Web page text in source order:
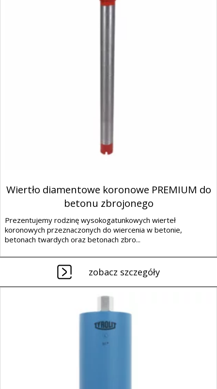
Wiertło diamentowe koronowe PREMIUM do
betonu zbrojonego
Prezentujemy rodzinę wysokogatunkowych wierteł
koronowych przeznaczonych do wiercenia w betonie,
betonach twardych oraz betonach zbro...
zobacz szczegóły